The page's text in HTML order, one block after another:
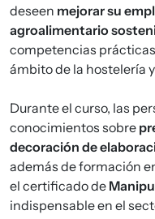
deseen mejorar su
agroalimentario
competencias
ámbito de la hostelería
Durante el curso, las
conocimientos sobre
decoración de
además de formación
el certificado de
indispensable en el